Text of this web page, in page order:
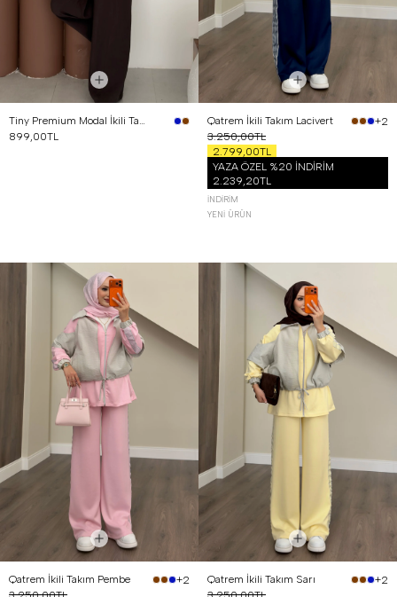
Tiny Premium Modal İkili Takım Kahverengi
899,00TL
Qatrem İkili Takım Lacivert
+2
3.250,00TL
2.799,00TL
YAZA ÖZEL %20 İNDİRİM
2.239,20TL
İNDIRIM
YENI ÜRÜN
Qatrem İkili Takım Pembe
+2
Qatrem İkili Takım Sarı
+2